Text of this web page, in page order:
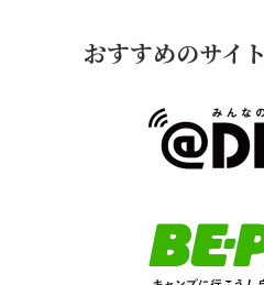
おすすめのサイト